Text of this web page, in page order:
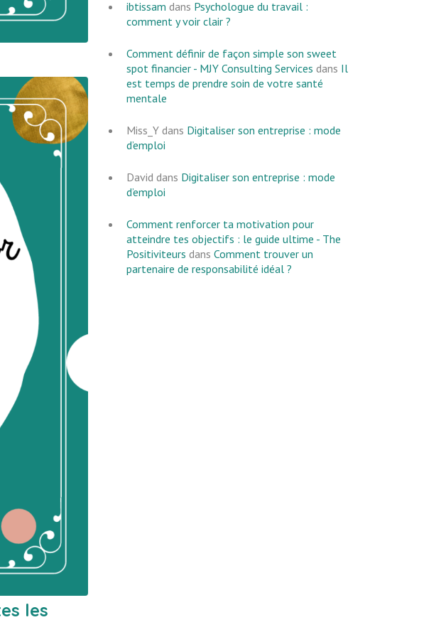
les
ibtissam dans Psychologue du travail :
comment y voir clair ?
Comment définir de façon simple son sweet
spot financier - MJY Consulting Services dans Il
est temps de prendre soin de votre santé
mentale
Miss_Y dans Digitaliser son entreprise : mode
d’emploi
David dans Digitaliser son entreprise : mode
d’emploi
Comment renforcer ta motivation pour
atteindre tes objectifs : le guide ultime - The
Positiviteurs dans Comment trouver un
partenaire de responsabilité idéal ?